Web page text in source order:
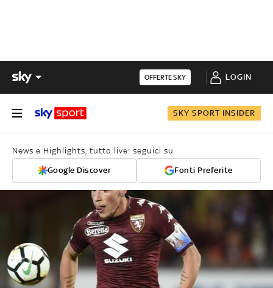
OFFERTE SKY LOGIN
SKY SPORT INSIDER
News e Highlights, tutto live: seguici su
Google Discover Fonti Preferite